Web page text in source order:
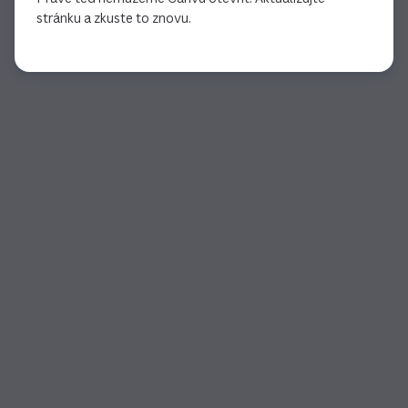
stránku a zkuste to znovu.